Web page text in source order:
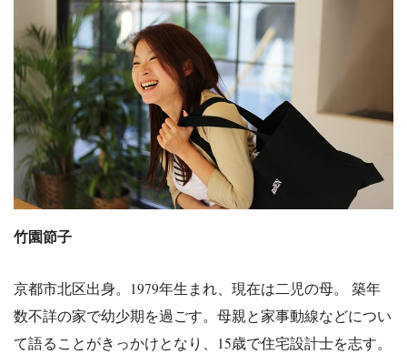
竹園節子
京都市北区出身。1979年生まれ、現在は二児の母。 築年
数不詳の家で幼少期を過ごす。母親と家事動線などについ
て語ることがきっかけとなり、15歳で住宅設計士を志す。